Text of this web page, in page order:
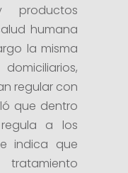
productos
humana
la misma
regular con
que dentro
a los
indica que